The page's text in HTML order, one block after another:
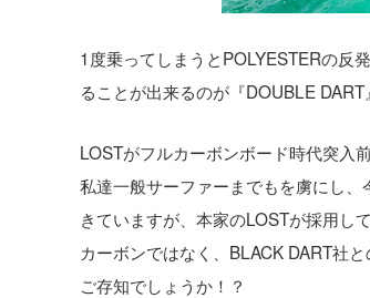
1度乗ってしまうとPOLYESTERの反
ることが出来るのが『DOUBLE DART
LOSTがフルカーボンボード時代突入
私達一般サーファーまでもを虜にし
きていますが、本家のLOSTが採用し
カーボンではなく、BLACK DART社
ご存知でしょうか！？